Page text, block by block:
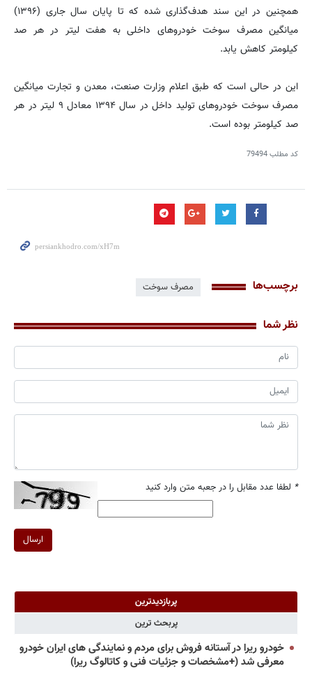
همچنین در این سند هدف‌گذاری شده که تا پایان سال جاری (۱۳۹۶)
میانگین مصرف سوخت خودروهای داخلی به هفت لیتر در هر صد
کیلومتر کاهش یابد.
این در حالی است که طبق اعلام وزارت صنعت، معدن و تجارت میانگین
مصرف سوخت خودروهای تولید داخل در سال ۱۳۹۴ معادل ۹ لیتر در هر
صد کیلومتر بوده است.
کد مطلب79494
برچسب‌ها مصرف سوخت
نظر شما
* لطفا عدد مقابل را در جعبه متن وارد کنید
ارسال
پربازدیدترین
پربحث ترین
خودرو ریرا در آستانه فروش برای مردم و نمایندگی های ایران خودرو
معرفی شد (+مشخصات و جزئیات فنی و کاتالوگ ریرا)